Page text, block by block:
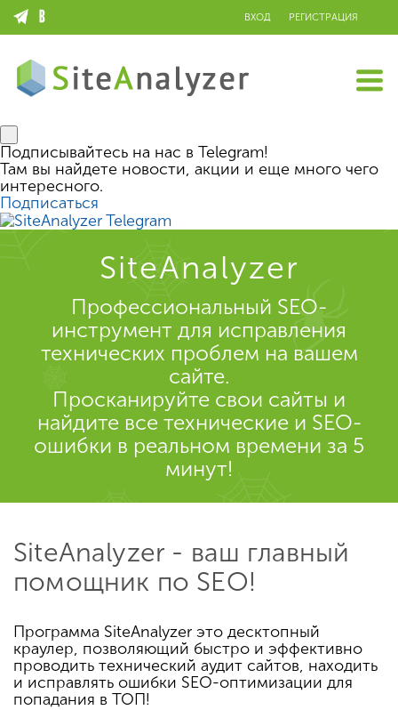
ВХОД РЕГИСТРАЦИЯ
Подписывайтесь на нас в Telegram!
Там вы найдете новости, акции и еще много чего
интересного.
Подписаться
SiteAnalyzer
Профессиональный SEO-
инструмент для исправления
технических проблем на вашем
сайте.
Просканируйте свои сайты и
найдите все технические и SEO-
ошибки в реальном времени за 5
минут!
SiteAnalyzer - ваш главный
помощник по SEO!
Программа SiteAnalyzer это десктопный
краулер, позволяющий быстро и эффективно
проводить технический аудит сайтов, находить
и исправлять ошибки SEO-оптимизации для
попадания в ТОП!